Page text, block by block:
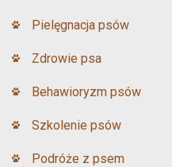
Pielęgnacja psów
Zdrowie psa
Behawioryzm psów
Szkolenie psów
Podróże z psem